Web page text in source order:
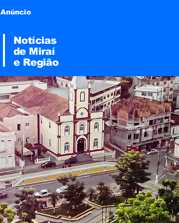
Anúncio
Notícias
de Miraí
e Região